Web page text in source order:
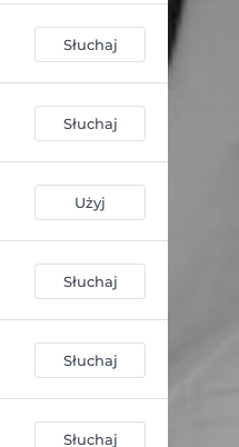
Słuchaj
Słuchaj
Użyj
Słuchaj
Słuchaj
Słuchaj